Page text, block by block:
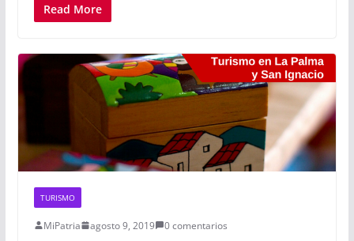
Read More
TURISMO
MiPatria agosto 9, 2019 0 comentarios